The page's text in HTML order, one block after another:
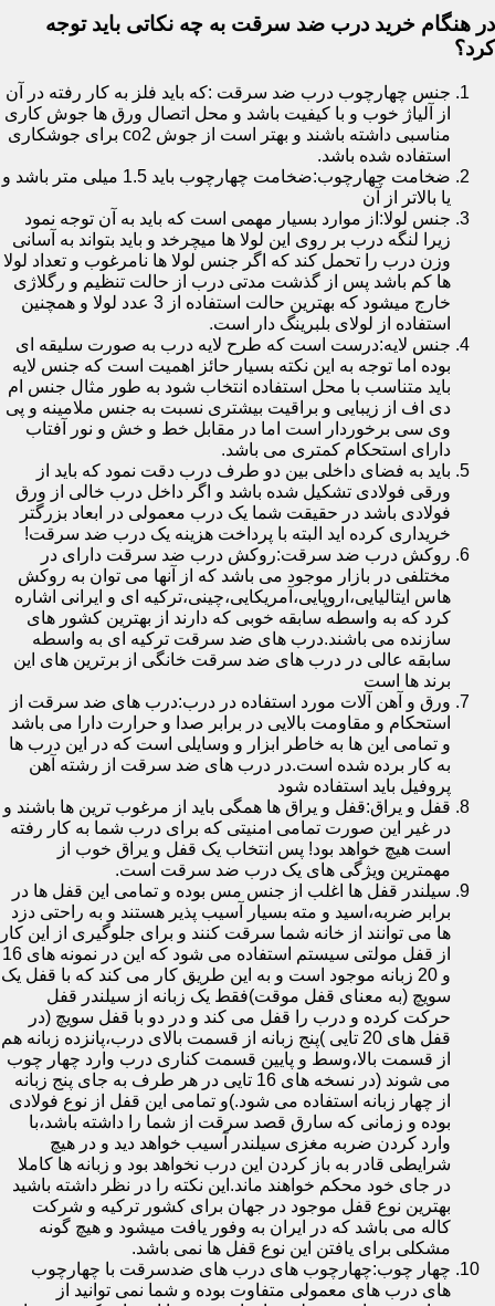
در هنگام خرید درب ضد سرقت به چه نکاتی باید توجه
کرد؟
جنس چهارچوب درب ضد سرقت :که باید فلز به کار رفته در آن
از آلیاژ خوب و با کیفیت باشد و محل اتصال ورق ها جوش کاری
مناسبی داشته باشند و بهتر است از جوش co2 برای جوشکاری
استفاده شده باشد.
ضخامت چهارچوب:ضخامت چهارچوب باید 1.5 میلی متر باشد و
یا بالاتر از آن
جنس لولا:از موارد بسیار مهمی است که باید به آن توجه نمود
زیرا لنگه درب بر روی این لولا ها میچرخد و باید بتواند به آسانی
وزن درب را تحمل کند که اگر جنس لولا ها نامرغوب و تعداد لولا
ها کم باشد پس از گذشت مدتی درب از حالت تنظیم و رگلاژی
خارج میشود که بهترین حالت استفاده از 3 عدد لولا و همچنین
استفاده از لولای بلبرینگ دار است.
جنس لایه:درست است که طرح لایه درب به صورت سلیقه ای
بوده اما توجه به این نکته بسیار حائز اهمیت است که جنس لایه
باید متناسب با محل استفاده انتخاب شود به طور مثال جنس ام
دی اف از زیبایی و براقیت بیشتری نسبت به جنس ملامینه و پی
وی سی برخوردار است اما در مقابل خط و خش و نور آفتاب
دارای استحکام کمتری می باشد.
باید به فضای داخلی بین دو طرف درب دقت نمود که باید از
ورقی فولادی تشکیل شده باشد و اگر داخل درب خالی از ورق
فولادی باشد در حقیقت شما یک درب معمولی در ابعاد بزرگتر
خریداری کرده اید البته با پرداخت هزینه یک درب ضد سرقت!
روکش درب ضد سرقت:روکش درب ضد سرقت دارای در
مختلفی در بازار موجود می باشد که از آنها می توان به روکش
هاس ایتالیایی،اروپایی،آمریکایی،چینی،ترکیه ای و ایرانی اشاره
کرد که به واسطه سابقه خوبی که دارند از بهترین کشور های
سازنده می باشند.درب های ضد سرقت ترکیه ای به واسطه
سابقه عالی در درب های ضد سرقت خانگی از برترین های این
برند ها است
ورق و آهن آلات مورد استفاده در درب:درب های ضد سرقت از
استحکام و مقاومت بالایی در برابر صدا و حرارت دارا می باشد
و تمامی این ها به خاطر ابزار و وسایلی است که در این درب ها
به کار برده شده است.در درب های ضد سرقت از رشته آهن
پروفیل باید استفاده شود
قفل و یراق:قفل و یراق ها همگی باید از مرغوب ترین ها باشند و
در غیر این صورت تمامی امنیتی که برای درب شما به کار رفته
است هیچ خواهد بود! پس انتخاب یک قفل و یراق خوب از
مهمترین ویژگی های یک درب ضد سرقت است.
سیلندر قفل ها اغلب از جنس مس بوده و تمامی این قفل ها در
برابر ضربه،اسید و مته بسیار آسیب پذیر هستند و به راحتی دزد
ها می توانند از خانه شما سرقت کنند و برای جلوگیری از این کار
از قفل مولتی سیستم استفاده می شود که این در نمونه های 16
و 20 زبانه موجود است و به این طریق کار می کند که با قفل یک
سویچ (به معنای قفل موقت)فقط یک زبانه از سیلندر قفل
حرکت کرده و درب را قفل می کند و در دو با قفل سویچ (در
قفل های 20 تایی )پنج زبانه از قسمت بالای درب،پانزده زبانه هم
از قسمت بالا،وسط و پایین قسمت کناری درب وارد چهار چوب
می شوند (در نسخه های 16 تایی در هر طرف به جای پنج زبانه
از چهار زبانه استفاده می شود.)و تمامی این قفل از نوع فولادی
بوده و زمانی که سارق قصد سرقت از شما را داشته باشد،با
وارد کردن ضربه مغزی سیلندر آسیب خواهد دید و در هیچ
شرایطی قادر به باز کردن این درب نخواهد بود و زبانه ها کاملا
در جای خود محکم خواهند ماند.این نکته را در نظر داشته باشید
بهترین نوع قفل موجود در جهان برای کشور ترکیه و شرکت
کاله می باشد که در ایران به وفور یافت میشود و هیچ گونه
مشکلی برای یافتن این نوع قفل ها نمی باشد.
چهار چوب:چهارچوب های درب های ضدسرقت با چهارچوب
های درب های معمولی متفاوت بوده و شما نمی توانید از